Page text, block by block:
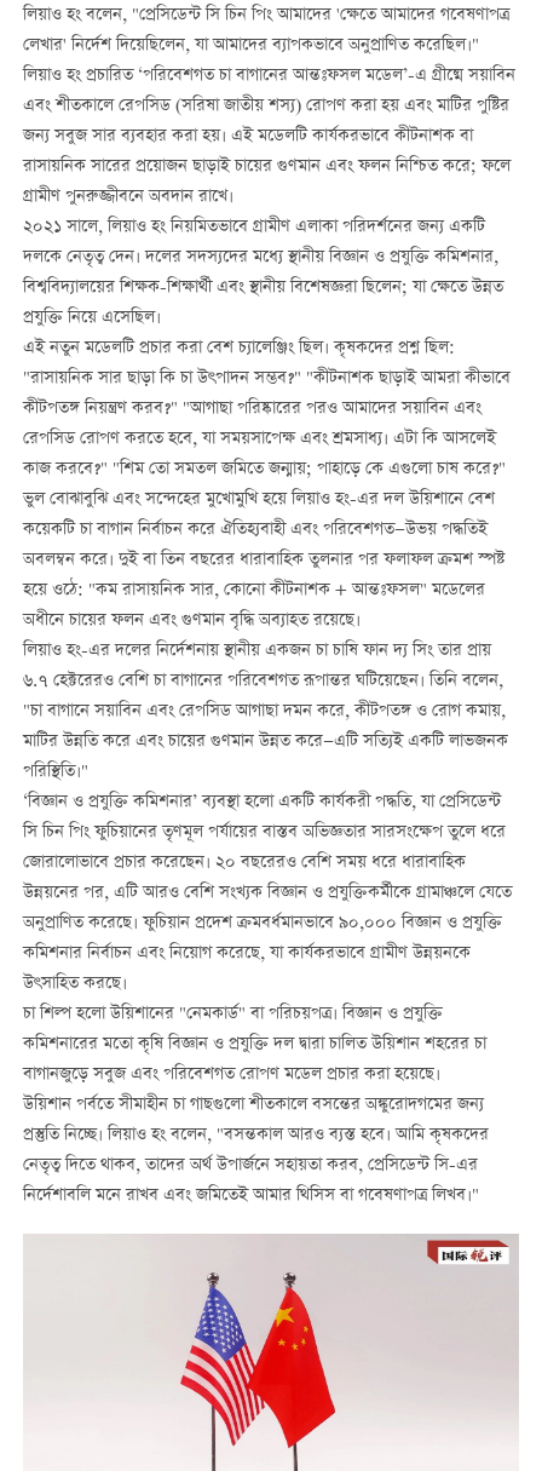
লিয়াও হং বলেন, "প্রেসিডেন্ট সি চিন পিং আমাদের 'ক্ষেতে আমাদের গবেষণাপত্র
লেখার' নির্দেশ দিয়েছিলেন, যা আমাদের ব্যাপকভাবে অনুপ্রাণিত করেছিল।"
লিয়াও হং প্রচারিত ‘পরিবেশগত চা বাগানের আন্তঃফসল মডেল’-এ গ্রীষ্মে সয়াবিন
এবং শীতকালে রেপসিড (সরিষা জাতীয় শস্য) রোপণ করা হয় এবং মাটির পুষ্টির
জন্য সবুজ সার ব্যবহার করা হয়। এই মডেলটি কার্যকরভাবে কীটনাশক বা
রাসায়নিক সারের প্রয়োজন ছাড়াই চায়ের গুণমান এবং ফলন নিশ্চিত করে; ফলে
গ্রামীণ পুনরুজ্জীবনে অবদান রাখে।
২০২১ সালে, লিয়াও হং নিয়মিতভাবে গ্রামীণ এলাকা পরিদর্শনের জন্য একটি
দলকে নেতৃত্ব দেন। দলের সদস্যদের মধ্যে স্থানীয় বিজ্ঞান ও প্রযুক্তি কমিশনার,
বিশ্ববিদ্যালয়ের শিক্ষক-শিক্ষার্থী এবং স্থানীয় বিশেষজ্ঞরা ছিলেন; যা ক্ষেতে উন্নত
প্রযুক্তি নিয়ে এসেছিল।
এই নতুন মডেলটি প্রচার করা বেশ চ্যালেঞ্জিং ছিল। কৃষকদের প্রশ্ন ছিল:
"রাসায়নিক সার ছাড়া কি চা উৎপাদন সম্ভব?" "কীটনাশক ছাড়াই আমরা কীভাবে
কীটপতঙ্গ নিয়ন্ত্রণ করব?" "আগাছা পরিষ্কারের পরও আমাদের সয়াবিন এবং
রেপসিড রোপণ করতে হবে, যা সময়সাপেক্ষ এবং শ্রমসাধ্য। এটা কি আসলেই
কাজ করবে?" "শিম তো সমতল জমিতে জন্মায়; পাহাড়ে কে এগুলো চাষ করে?"
ভুল বোঝাবুঝি এবং সন্দেহের মুখোমুখি হয়ে লিয়াও হং-এর দল উয়িশানে বেশ
কয়েকটি চা বাগান নির্বাচন করে ঐতিহ্যবাহী এবং পরিবেশগত—উভয় পদ্ধতিই
অবলম্বন করে। দুই বা তিন বছরের ধারাবাহিক তুলনার পর ফলাফল ক্রমশ স্পষ্ট
হয়ে ওঠে: "কম রাসায়নিক সার, কোনো কীটনাশক + আন্তঃফসল" মডেলের
অধীনে চায়ের ফলন এবং গুণমান বৃদ্ধি অব্যাহত রয়েছে।
লিয়াও হং-এর দলের নির্দেশনায় স্থানীয় একজন চা চাষি ফান দ্য সিং তার প্রায়
৬.৭ হেক্টরেরও বেশি চা বাগানের পরিবেশগত রূপান্তর ঘটিয়েছেন। তিনি বলেন,
"চা বাগানে সয়াবিন এবং রেপসিড আগাছা দমন করে, কীটপতঙ্গ ও রোগ কমায়,
মাটির উন্নতি করে এবং চায়ের গুণমান উন্নত করে—এটি সত্যিই একটি লাভজনক
পরিস্থিতি।"
‘বিজ্ঞান ও প্রযুক্তি কমিশনার’ ব্যবস্থা হলো একটি কার্যকরী পদ্ধতি, যা প্রেসিডেন্ট
সি চিন পিং ফুচিয়ানের তৃণমূল পর্যায়ের বাস্তব অভিজ্ঞতার সারসংক্ষেপ তুলে ধরে
জোরালোভাবে প্রচার করেছেন। ২০ বছরেরও বেশি সময় ধরে ধারাবাহিক
উন্নয়নের পর, এটি আরও বেশি সংখ্যক বিজ্ঞান ও প্রযুক্তিকর্মীকে গ্রামাঞ্চলে যেতে
অনুপ্রাণিত করেছে। ফুচিয়ান প্রদেশ ক্রমবর্ধমানভাবে ৯০,০০০ বিজ্ঞান ও প্রযুক্তি
কমিশনার নির্বাচন এবং নিয়োগ করেছে, যা কার্যকরভাবে গ্রামীণ উন্নয়নকে
উৎসাহিত করছে।
চা শিল্প হলো উয়িশানের "নেমকার্ড" বা পরিচয়পত্র। বিজ্ঞান ও প্রযুক্তি
কমিশনারের মতো কৃষি বিজ্ঞান ও প্রযুক্তি দল দ্বারা চালিত উয়িশান শহরের চা
বাগানজুড়ে সবুজ এবং পরিবেশগত রোপণ মডেল প্রচার করা হয়েছে।
উয়িশান পর্বতে সীমাহীন চা গাছগুলো শীতকালে বসন্তের অঙ্কুরোদগমের জন্য
প্রস্তুতি নিচ্ছে। লিয়াও হং বলেন, "বসন্তকাল আরও ব্যস্ত হবে। আমি কৃষকদের
নেতৃত্ব দিতে থাকব, তাদের অর্থ উপার্জনে সহায়তা করব, প্রেসিডেন্ট সি-এর
নির্দেশাবলি মনে রাখব এবং জমিতেই আমার থিসিস বা গবেষণাপত্র লিখব।"